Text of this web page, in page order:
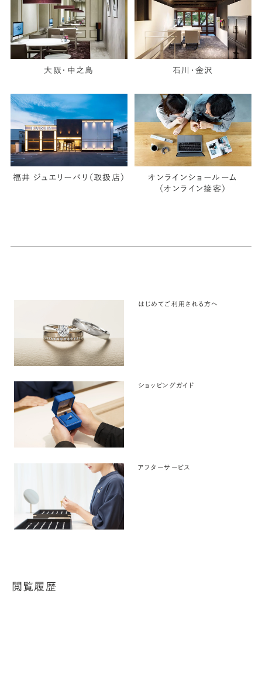
大阪・中之島 石川・金沢
福井 ジュエリーパリ（取扱店）
オンラインショールーム
（オンライン接客）
はじめてご利用される方へ
ショッピングガイド
アフターサービス
閲覧履歴